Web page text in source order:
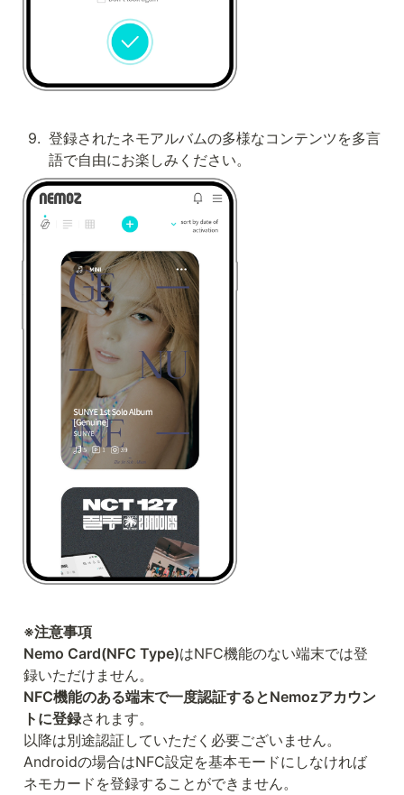
9. 登録されたネモアルバムの多様なコンテンツを多言
語で自由にお楽しみください。
※注意事項
Nemo Card(NFC Type)はNFC機能のない端末では登
NFC機能のある端末で一度認証するとNemozアカウン
トに登録されます。
以降は別途認証していただく必要ございません。
Androidの場合はNFC設定を基本モードにしなければ
ネモカードを登録することができません。